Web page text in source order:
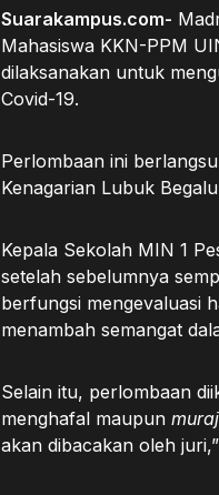
Suarakampus.com-
Mahasiswa KKN-PPM
dilaksanakan untuk
Covid-19.
Perlombaan ini
Kenagarian Lubuk
Kepala Sekolah MIN 1
setelah sebelumnya
berfungsi mengevaluasi
menambah semangat
Selain itu, perlombaan
menghafal maupun
akan dibacakan oleh